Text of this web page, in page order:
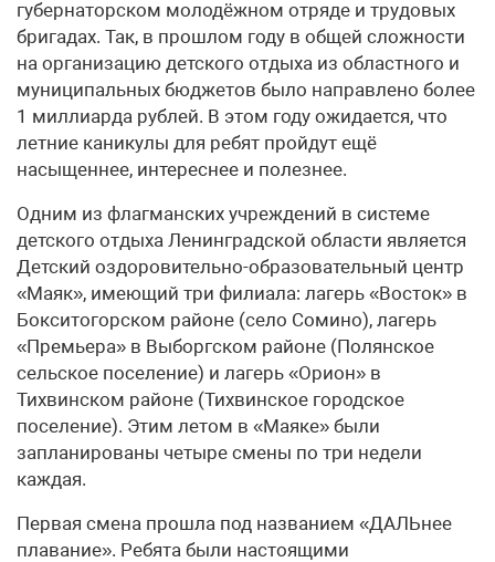
губернаторском молодёжном отряде и трудовых
бригадах. Так, в прошлом году в общей сложности
на организацию детского отдыха из областного и
муниципальных бюджетов было направлено более
1 миллиарда рублей. В этом году ожидается, что
летние каникулы для ребят пройдут ещё
насыщеннее, интереснее и полезнее.
Одним из флагманских учреждений в системе
детского отдыха Ленинградской области является
Детский оздоровительно-образовательный центр
«Маяк», имеющий три филиала: лагерь «Восток» в
Бокситогорском районе (село Сомино), лагерь
«Премьера» в Выборгском районе (Полянское
сельское поселение) и лагерь «Орион» в
Тихвинском районе (Тихвинское городское
поселение). Этим летом в «Маяке» были
запланированы четыре смены по три недели
каждая.
Первая смена прошла под названием «ДАЛЬнее
плавание». Ребята были настоящими